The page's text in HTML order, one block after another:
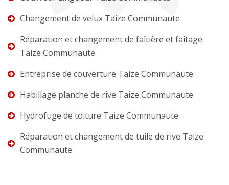
Changement de velux Taize Communaute
Réparation et changement de faîtière et faîtage
Taize Communaute
Entreprise de couverture Taize Communaute
Habillage planche de rive Taize Communaute
Hydrofuge de toiture Taize Communaute
Réparation et changement de tuile de rive Taize
Communaute